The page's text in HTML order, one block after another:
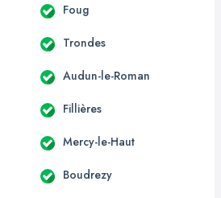
Foug
Trondes
Audun-le-Roman
Fillières
Mercy-le-Haut
Boudrezy